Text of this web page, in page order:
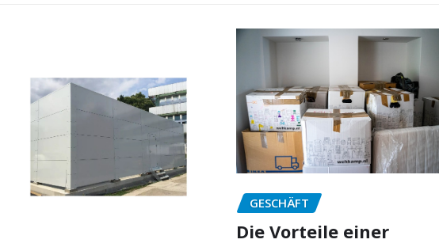
GESCHÄFT
Die Vorteile einer